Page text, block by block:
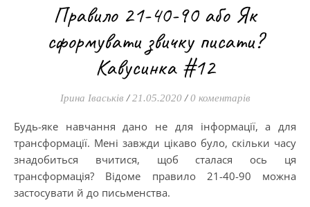
Правило 21-40-90 або Як
сформувати звичку писати?
Кавусинка #12
Ірина Іваськів / 21.05.2020 / 0 коментарів
Будь-яке навчання дано не для інформації, а для
трансформації. Мені завжди цікаво було, скільки часу
знадобиться вчитися, щоб сталася ось ця
трансформація? Відоме правило 21-40-90 можна
застосувати й до письменства.